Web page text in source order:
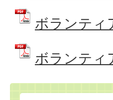
ボランティ
ボランティ